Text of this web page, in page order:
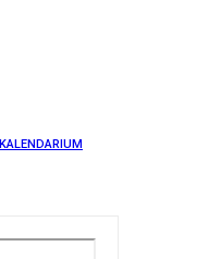
KALENDARIUM